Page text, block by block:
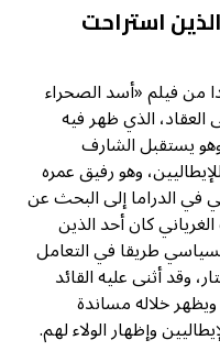
استراحت
من فيلم «أسد الصحراء
الذي ظهر فيه
يستقبل الشارف
وهو رفيق عمره
في الدراما إلى البحث عن
كان أحد الذين
طريقا في التعامل
وقد أثنى عليه القائد
خلاله مساندة
وإظهار الولاء لهم.